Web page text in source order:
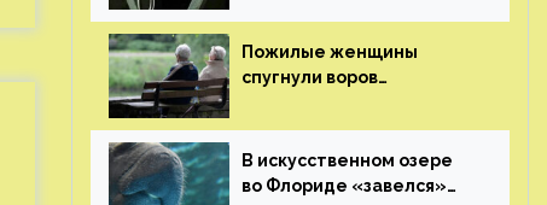
судью сохранить ему
жизнь
Пожилые женщины
спугнули воров
В искусственном озере
во Флориде «завелся»